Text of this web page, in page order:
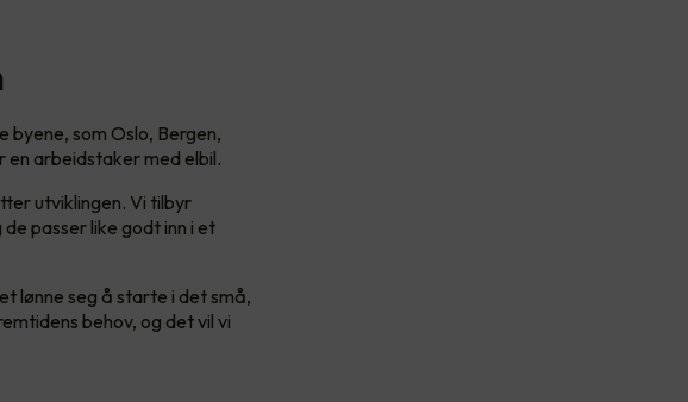
byene, som Oslo, Bergen,
en arbeidstaker med elbil.
utviklingen. Vi tilbyr
passer like godt inn i et
lønne seg å starte i det små,
behov, og det vil vi